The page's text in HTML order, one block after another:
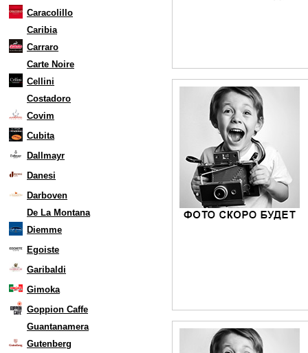
Caracolillo
Caribia
Carraro
Carte Noire
Cellini
Costadoro
Covim
Cubita
Dallmayr
Danesi
Darboven
De La Montana
Diemme
Egoiste
Garibaldi
Gimoka
Goppion Caffe
Guantanamera
Gutenberg